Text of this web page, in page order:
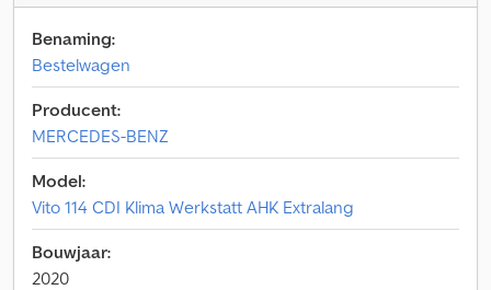
Benaming:
Bestelwagen
Producent:
MERCEDES-BENZ
Model:
Vito 114 CDI Klima Werkstatt AHK Extralang
Bouwjaar:
2020